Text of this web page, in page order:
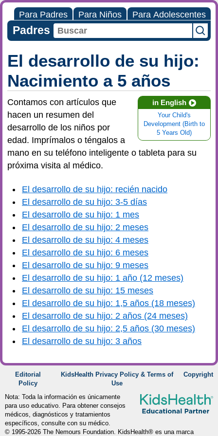
Para Padres Para Niños Para Adolescentes
Padres
El desarrollo de su hijo:
Nacimiento a 5 años
in English
Your Child's
Development (Birth to
5 Years Old)
Contamos con artículos que
hacen un resumen del
desarrollo de los niños por
edad. Imprímalos o téngalos a
mano en su teléfono inteligente o tableta para su
próxima visita al médico.
El desarrollo de su hijo: recién nacido
El desarrollo de su hijo: 3-5 días
El desarrollo de su hijo: 1 mes
El desarrollo de su hijo: 2 meses
El desarrollo de su hijo: 4 meses
El desarrollo de su hijo: 6 meses
El desarrollo de su hijo: 9 meses
El desarrollo de su hijo: 1 año (12 meses)
El desarrollo de su hijo: 15 meses
El desarrollo de su hijo: 1,5 años (18 meses)
El desarrollo de su hijo: 2 años (24 meses)
El desarrollo de su hijo: 2,5 años (30 meses)
El desarrollo de su hijo: 3 años
Editorial
Policy
KidsHealth Privacy Policy & Terms of
Use
Copyright
Nota: Toda la información es únicamente
para uso educativo. Para obtener consejos
médicos, diagnósticos y tratamientos
específicos, consulte con su médico.
© 1995-2026 The Nemours Foundation. KidsHealth® es una marca